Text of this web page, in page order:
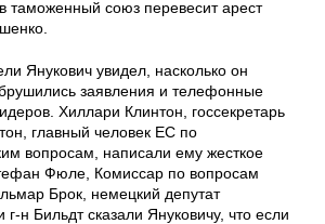
таможенный союз перевесит арест
Янукович увидел, насколько он
заявления и телефонные
Хиллари Клинтон, госсекретарь
главный человек ЕС по
вопросам, написали ему жесткое
Фюле, Комиссар по вопросам
Брок, немецкий депутат
н Бильдт сказали Януковичу, что если